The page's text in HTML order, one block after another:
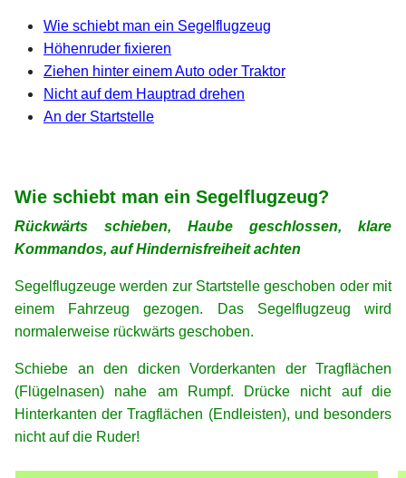
Wie schiebt man ein Segelflugzeug
Höhenruder fixieren
Ziehen hinter einem Auto oder Traktor
Nicht auf dem Hauptrad drehen
An der Startstelle
Wie schiebt man ein Segelflugzeug?
Rückwärts schieben, Haube geschlossen, klare
Kommandos, auf Hindernisfreiheit achten
Segelflugzeuge werden zur Startstelle geschoben oder mit
einem Fahrzeug gezogen. Das Segelflugzeug wird
normalerweise rückwärts geschoben.
Schiebe an den dicken Vorderkanten der Tragflächen
(Flügelnasen) nahe am Rumpf. Drücke nicht auf die
Hinterkanten der Tragflächen (Endleisten), und besonders
nicht auf die Ruder!